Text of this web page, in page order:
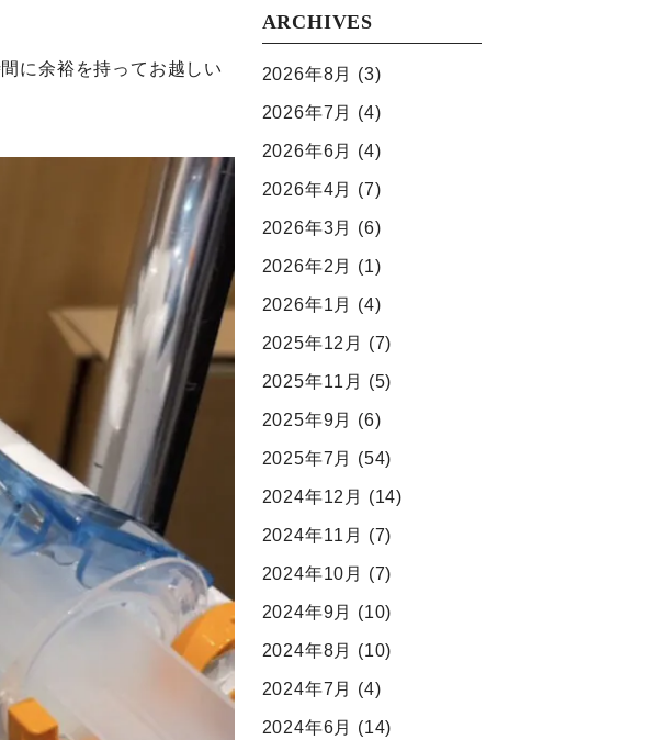
に余裕を持ってお越しい
ARCHIVES
2026年8月 (3)
2026年7月 (4)
2026年6月 (4)
2026年4月 (7)
2026年3月 (6)
2026年2月 (1)
2026年1月 (4)
2025年12月 (7)
2025年11月 (5)
2025年9月 (6)
2025年7月 (54)
2024年12月 (14)
2024年11月 (7)
2024年10月 (7)
2024年9月 (10)
2024年8月 (10)
2024年7月 (4)
2024年6月 (14)